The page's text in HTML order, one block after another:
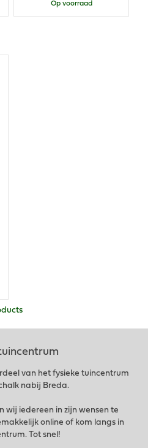
Op voorraad
van het fysieke tuincentrum
nabij Breda.
wij iedereen in zijn wensen te
online of kom langs in
Tot snel!